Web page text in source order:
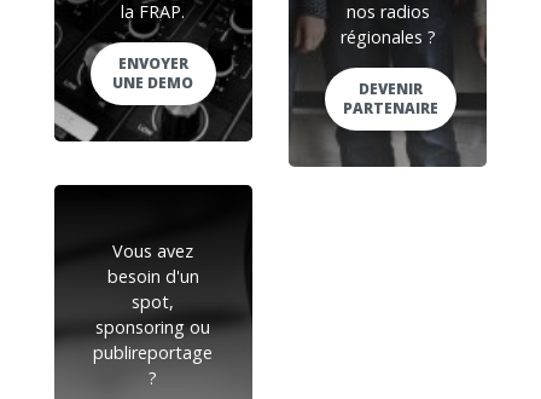
la FRAP.
ENVOYER
UNE DEMO
nos radios
régionales ?
DEVENIR
PARTENAIRE
Vous avez
besoin d'un
spot,
sponsoring ou
publireportage
?